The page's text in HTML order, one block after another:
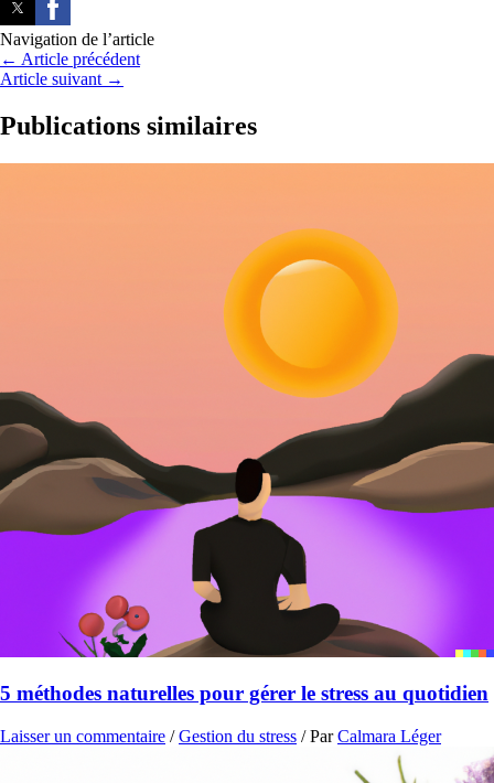
Navigation de l’article
← Article précédent
Article suivant →
Publications similaires
5 méthodes naturelles pour gérer le stress au quotidien
Laisser un commentaire /Gestion du stress / ParCalmara Léger